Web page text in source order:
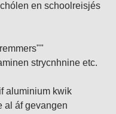
en schoolreisjés
strycnhnine etc.
aluminium kwik
al áf gevangen